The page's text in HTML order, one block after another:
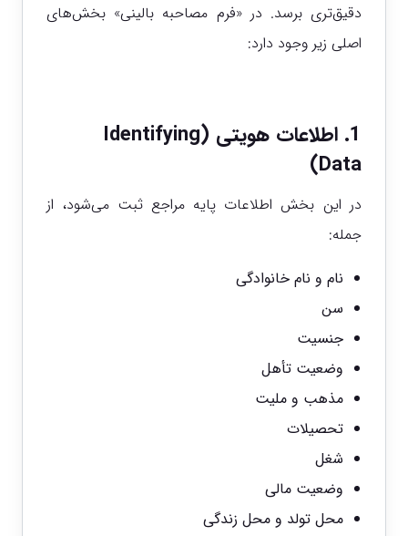
دقیق‌تری برسد. در «فرم مصاحبه بالینی» بخش‌های
اصلی زیر وجود دارد:
1. اطلاعات هویتی (Identifying
Data)
در این بخش اطلاعات پایه مراجع ثبت می‌شود، از
جمله:
نام و نام خانوادگی
سن
جنسیت
وضعیت تأهل
مذهب و ملیت
تحصیلات
شغل
وضعیت مالی
محل تولد و محل زندگی